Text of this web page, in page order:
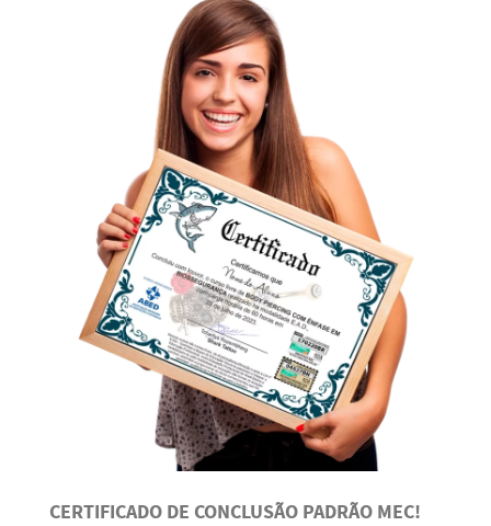
CERTIFICADO DE CONCLUSÃO PADRÃO MEC!